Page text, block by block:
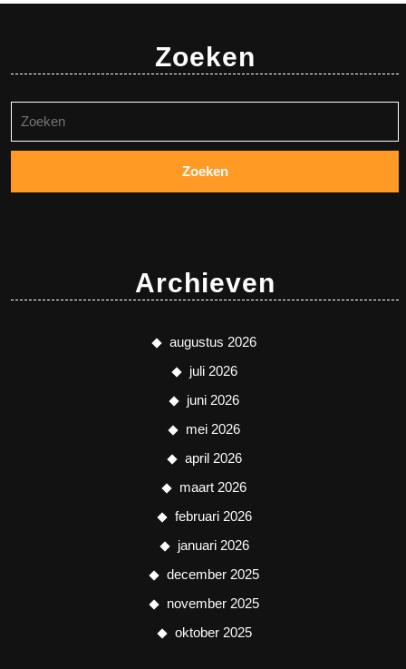
Zoeken
naar:
Archieven
augustus 2026
juli 2026
juni 2026
mei 2026
april 2026
maart 2026
februari 2026
januari 2026
december 2025
november 2025
oktober 2025